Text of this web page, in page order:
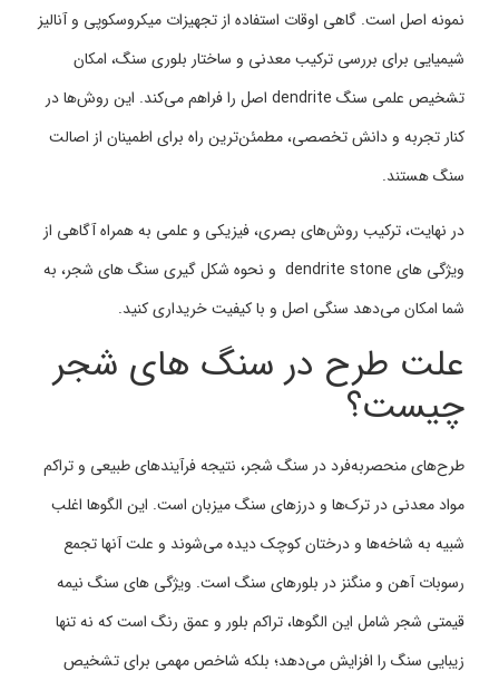
نمونه اصل است. گاهی اوقات استفاده از تجهیزات میکروسکوپی و آنالیز
شیمیایی برای بررسی ترکیب معدنی و ساختار بلوری سنگ، امکان
تشخیص علمی سنگ dendrite اصل را فراهم می‌کند. این روش‌ها در
کنار تجربه و دانش تخصصی، مطمئن‌ترین راه برای اطمینان از اصالت
سنگ هستند.
در نهایت، ترکیب روش‌های بصری، فیزیکی و علمی به همراه آگاهی از
ویژگی های dendrite stone و نحوه شکل گیری سنگ های شجر، به
شما امکان می‌دهد سنگی اصل و با کیفیت خریداری کنید.
علت طرح در سنگ های شجر
چیست؟
طرح‌های منحصربه‌فرد در سنگ شجر، نتیجه فرآیندهای طبیعی و تراکم
مواد معدنی در ترک‌ها و درزهای سنگ میزبان است. این الگوها اغلب
شبیه به شاخه‌ها و درختان کوچک دیده می‌شوند و علت آنها تجمع
رسوبات آهن و منگنز در بلورهای سنگ است. ویژگی های سنگ نیمه
قیمتی شجر شامل این الگوها، تراکم بلور و عمق رنگ است که نه تنها
زیبایی سنگ را افزایش می‌دهد؛ بلکه شاخص مهمی برای تشخیص